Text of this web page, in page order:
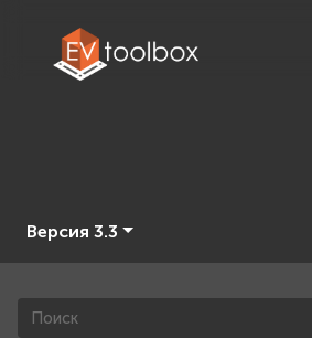
Версия 3.3